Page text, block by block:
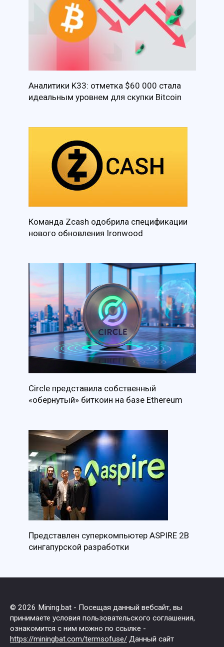
Аналитики K33: отметка $60 000 стала
идеальным уровнем для скупки Bitcoin
Команда Zcash одобрила спецификации
нового обновления Ironwood
Circle представила собственный
«обернутый» биткоин на базе Ethereum
Представлен суперкомпьютер ASPIRE 2B
сингапурской разработки
© 2026 Mining.bat - Посещая данный вебсайт, вы
принимаете условия пользовательского соглашения,
ознакомится с ним можно по ссылке -
https://miningbat.com/termsofuse/ Данный сайт